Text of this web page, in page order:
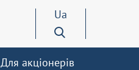
Ua
Для акціонерів